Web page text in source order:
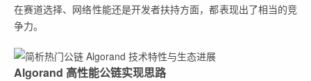
在赛道选择、网络性能还是开发者扶持方面，都表现出了相当的竞
争力。
Algorand 高性能公链实现思路